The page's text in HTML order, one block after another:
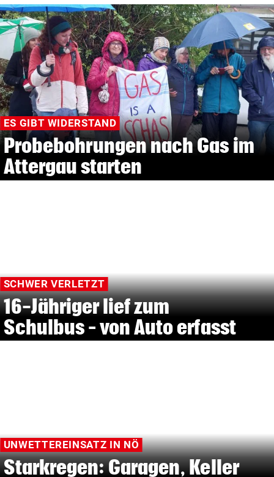
ES GIBT WIDERSTAND
Probebohrungen nach Gas im
Attergau starten
SCHWER VERLETZT
16-Jähriger lief zum
Schulbus – von Auto erfasst
UNWETTEREINSATZ IN NÖ
Starkregen: Garagen, Keller